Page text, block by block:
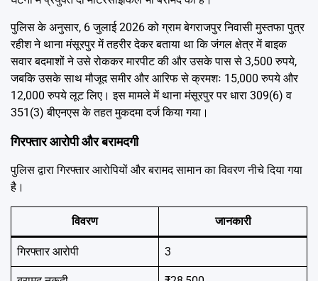
पुलिस के अनुसार, 6 जुलाई 2026 को ग्राम बेगराजपुर निवासी मुस्तफा पुत्र
रहीश ने थाना मंसूरपुर में तहरीर देकर बताया था कि जंगल क्षेत्र में बाइक
सवार बदमाशों ने उसे रोककर मारपीट की और उसके पास से 3,500 रुपये,
जबकि उसके साथ मौजूद समीर और आरिफ से क्रमशः 15,000 रुपये और
12,000 रुपये लूट लिए। इस मामले में थाना मंसूरपुर पर धारा 309(6) व
351(3) बीएनएस के तहत मुकदमा दर्ज किया गया।
गिरफ्तार आरोपी और बरामदगी
पुलिस द्वारा गिरफ्तार आरोपियों और बरामद सामान का विवरण नीचे दिया गया
है।
विवरण जानकारी
गिरफ्तार आरोपी 3